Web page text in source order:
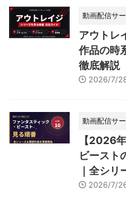
動画配信サ
アウトレ
作品の時
徹底解説
2026/7/
動画配信サ
【2026
ビースト
｜全シ
2026/7/